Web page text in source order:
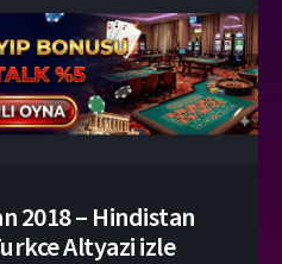
2018 – Hindistan
Altyazi izle